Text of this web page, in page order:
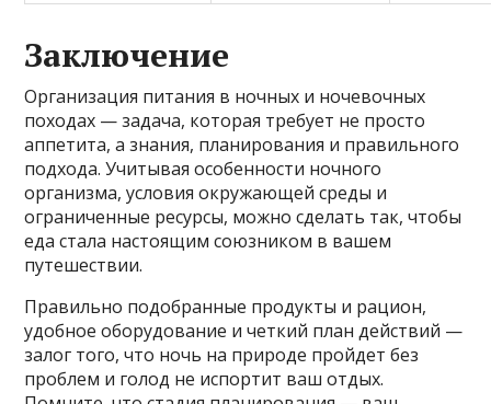
Заключение
Организация питания в ночных и ночевочных
походах — задача, которая требует не просто
аппетита, а знания, планирования и правильного
подхода. Учитывая особенности ночного
организма, условия окружающей среды и
ограниченные ресурсы, можно сделать так, чтобы
еда стала настоящим союзником в вашем
путешествии.
Правильно подобранные продукты и рацион,
удобное оборудование и четкий план действий —
залог того, что ночь на природе пройдет без
проблем и голод не испортит ваш отдых.